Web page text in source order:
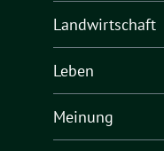
Landwirtschaft
Leben
Meinung